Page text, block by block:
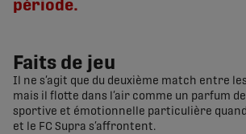
période.
Faits de jeu
Il ne s’agit que du deuxième match entre
mais il flotte dans l’air comme un parfum
sportive et émotionnelle particulière
et le FC Supra s’affrontent.